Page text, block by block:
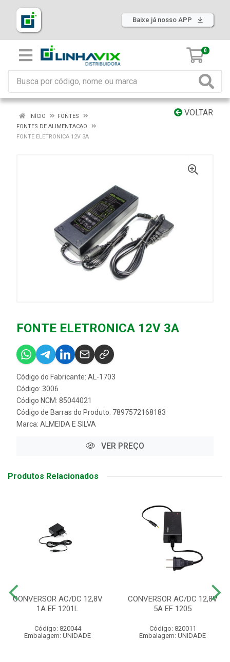
Baixe já nosso APP
0
VOLTAR
INÍCIO
FONTES
FONTES DE ALIMENTACAO
FONTE ELETRONICA 12V 3A
FONTE ELETRONICA 12V 3A
Código do Fabricante: AL-1703
Código: 3006
Código NCM: 85044021
Código de Barras do Produto: 7897572168183
Marca: ALMEIDA E SILVA
VER PREÇO
Produtos Relacionados
CONVERSOR AC/DC 12,8V
1A EF 1201L
Código: 820044
Embalagem: UNIDADE
CONVERSOR AC/DC 12,8V
5A EF 1205
Código: 820011
Embalagem: UNIDADE